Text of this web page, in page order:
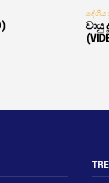
දේශීය
වායු